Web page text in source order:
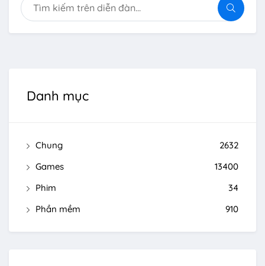
Danh mục
Chung
2632
Games
13400
Phim
34
Phần mềm
910